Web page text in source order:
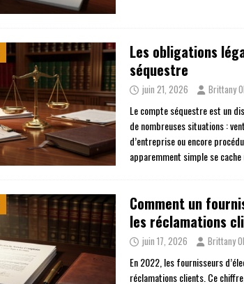
Les obligations
séquestre
juin 21, 2026 Brittany
Le compte séquestre est un
de nombreuses situations :
d’entreprise ou encore
apparemment simple se cache
Comment un
les réclamations
juin 17, 2026 Brittany
En 2022, les fournisseurs
réclamations clients. Ce